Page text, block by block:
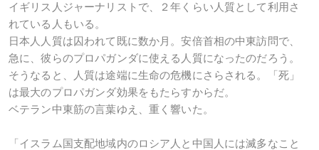
イギリス人ジャーナリストで、２年くらい人質として利用さ
れている人もいる。
日本人人質は囚われて既に数か月。安倍首相の中東訪問で、
急に、彼らのプロパガンダに使える人質になったのだろう。
そうなると、人質は途端に生命の危機にさらされる。「死」
は最大のプロパガンダ効果をもたらすからだ。
ベテラン中東筋の言葉ゆえ、重く響いた。
「イスラム国支配地域内のロシア人と中国人には滅多なこと